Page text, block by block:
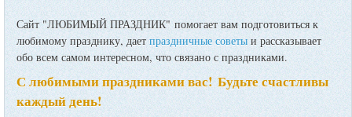
Сайт "ЛЮБИМЫЙ ПРАЗДНИК" помогает вам подготовиться к
любимому празднику, даетпраздничные советы и рассказывает
обо всем самом интересном, что связано с праздниками.
С любимыми праздниками вас! Будьте счастливы
каждый день!